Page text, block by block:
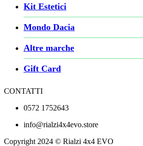
Kit Estetici
Mondo Dacia
Altre marche
Gift Card
CONTATTI
0572 1752643
info@rialzi4x4evo.store
Copyright 2024 © Rialzi 4x4 EVO